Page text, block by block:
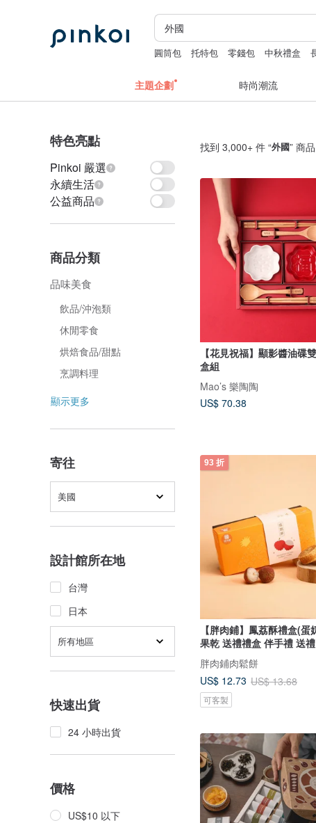
圓筒包 托特包 零錢包 中秋禮盒
主題企劃 時尚潮流
特色亮點
Pinkoi 嚴選
永續生活
公益商品
商品分類
品味美食
飲品/沖泡類
休閒零食
烘焙食品/甜點
烹調料理
顯示更多
寄往
美國
設計館所在地
台灣
日本
所有地區
快速出貨
24 小時出貨
價格
US$10 以下
找到 3,000+ 件 “外國” 商品
【花見祝福】顯影醬油碟
盒組
Mao’s 樂陶陶
US$ 70.38
93 折
【胖肉鋪】鳳荔酥禮盒(蛋
果乾 送禮禮盒 伴手禮 送禮
胖肉鋪肉鬆餅
US$ 12.73 US$ 13.68
可客製